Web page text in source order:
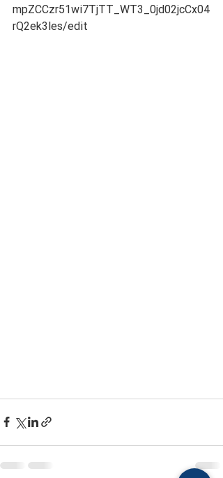
mpZCCzr51wi7TjTT_WT3_0jd02jcCx04
rQ2ek3les/edit